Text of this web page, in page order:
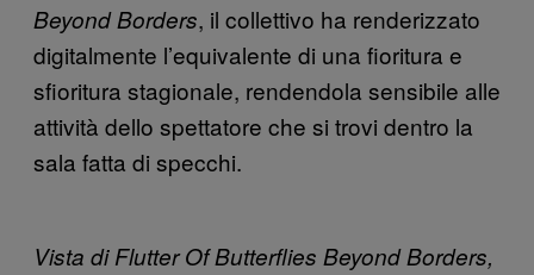
Beyond Borders, il collettivo ha renderizzato
digitalmente l’equivalente di una fioritura e
sfioritura stagionale, rendendola sensibile alle
attività dello spettatore che si trovi dentro la
sala fatta di specchi.
Vista di Flutter Of Butterflies Beyond Borders,